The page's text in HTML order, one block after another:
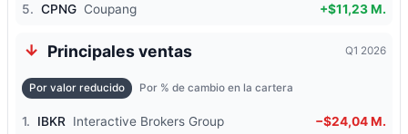
5. CPNG Coupang +$11,23 M.
Principales ventas Q1 2026
Por valor reducido Por % de cambio en la cartera
1. IBKR Interactive Brokers Group −$24,04 M.